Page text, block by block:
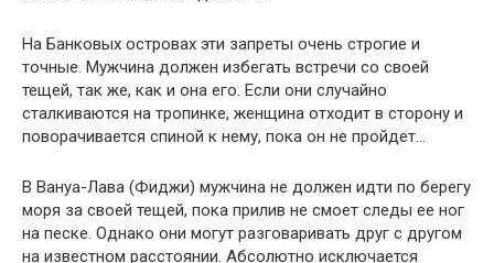
На Банковых островах эти запреты очень строгие и
точные. Мужчина должен избегать встречи со своей
тещей, так же, как и она его. Если они случайно
сталкиваются на тропинке, женщина отходит в сторону и
поворачивается спиной к нему, пока он не пройдет…
В Вануа-Лава (Фиджи) мужчина не должен идти по берегу
моря за своей тещей, пока прилив не смоет следы ее ног
на песке. Однако они могут разговаривать друг с другом
на известном расстоянии. Абсолютно исключается